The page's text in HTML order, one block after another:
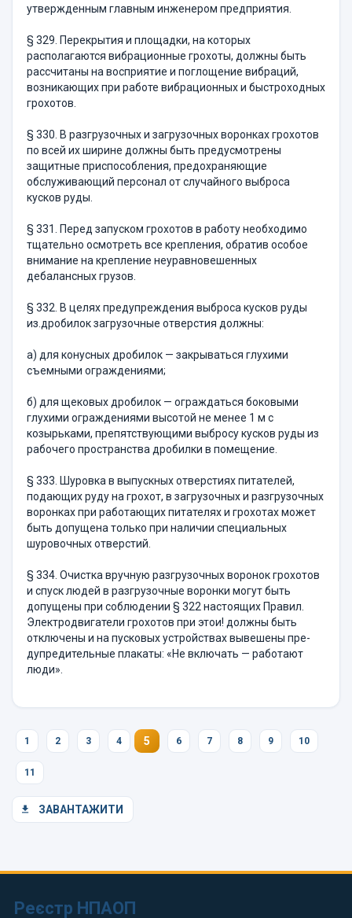
утвержденным главным инженером предприятия.
§ 329. Перекрытия и площадки, на которых
располагаются виб­рационные грохоты, должны быть
рассчитаны на восприятие и по­глощение вибраций,
возникающих при работе вибрационных и бы­строходных
грохотов.
§ 330. В разгрузочных и загрузочных воронках грохотов
по всей их ширине должны быть предусмотрены
защитные приспособления, предохраняющие
обслуживающий персонал от случайного выброса
кусков руды.
§ 331. Перед запуском грохотов в работу необходимо
тщательно осмотреть все крепления, обратив особое
внимание на крепление неуравновешенных
дебалансных грузов.
§ 332. В целях предупреждения выброса кусков руды
из.дробилок загрузочные отверстия должны:
а) для конусных дробилок — закрываться глухими
съемными ограждениями;
б) для щековых дробилок — ограждаться боковыми
глухими ограждениями высотой не менее 1 м с
козырьками, препятствующи­ми выбросу кусков руды из
рабочего пространства дробилки в помещение.
§ 333. Шуровка в выпускных отверстиях питателей,
подающих руду на грохот, в загрузочных и разгрузочных
воронках при рабо­тающих питателях и грохотах может
быть допущена только при наличии специальных
шуровочных отверстий.
§ 334. Очистка вручную разгрузочных воронок грохотов
и спуск людей в разгрузочные воронки могут быть
допущены при соблюде­нии § 322 настоящих Правил.
Электродвигатели грохотов при этои! должны быть
отключены и на пусковых устройствах вывешены пре­
дупредительные плакаты: «Не включать — работают
люди».
1 2 3 4 5 6 7 8 9 10
11
ЗАВАНТАЖИТИ
Реєстр НПАОП